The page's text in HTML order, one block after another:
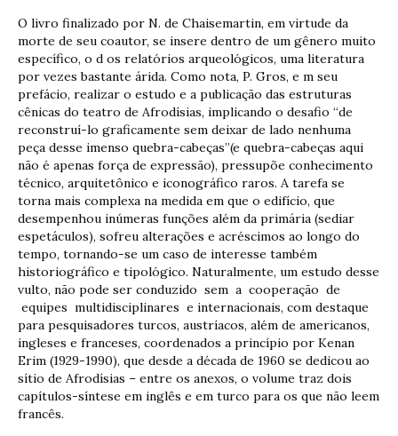
O livro finalizado por N. de Chaisemartin, em virtude da
morte de seu coautor, se insere dentro de um gênero muito
específico, o d os relatórios arqueológicos, uma literatura
por vezes bastante árida. Como nota, P. Gros, e m seu
prefácio, realizar o estudo e a publicação das estruturas
cênicas do teatro de Afrodísias, implicando o desafio “de
reconstruí-lo graficamente sem deixar de lado nenhuma
peça desse imenso quebra-cabeças”(e quebra-cabeças aqui
não é apenas força de expressão), pressupõe conhecimento
técnico, arquitetônico e iconográfico raros. A tarefa se
torna mais complexa na medida em que o edifício, que
desempenhou inúmeras funções além da primária (sediar
espetáculos), sofreu alterações e acréscimos ao longo do
tempo, tornando-se um caso de interesse também
historiográfico e tipológico. Naturalmente, um estudo desse
vulto, não pode ser conduzido sem a cooperação de
equipes multidisciplinares e internacionais, com destaque
para pesquisadores turcos, austríacos, além de americanos,
ingleses e franceses, coordenados a princípio por Kenan
Erim (1929-1990), que desde a década de 1960 se dedicou ao
sítio de Afrodísias – entre os anexos, o volume traz dois
capítulos-síntese em inglês e em turco para os que não leem
francês.